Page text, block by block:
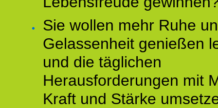
Sie wollen mehr Ruhe
Gelassenheit genießen
und die täglichen
Herausforderungen mit
Kraft und Stärke